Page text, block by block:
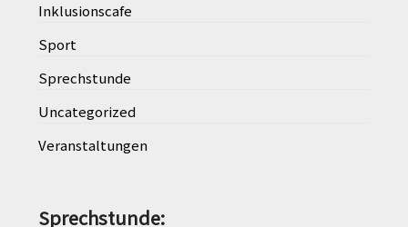
Inklusionscafe
Sport
Sprechstunde
Uncategorized
Veranstaltungen
Sprechstunde: